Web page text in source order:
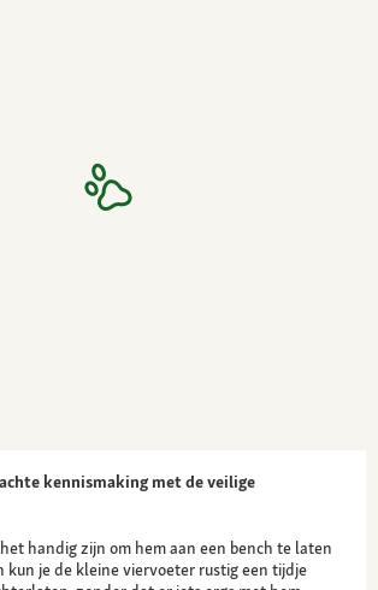
kennismaking met de veilige
handig zijn om hem aan een bench te laten
je de kleine viervoeter rustig een tijdje